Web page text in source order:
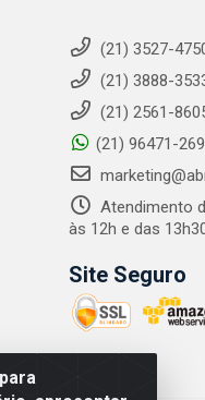
(21) 3527-
(21) 3888-
(21) 2561-
(21) 96471-
Atendimento
às 12h e das
Site Seguro